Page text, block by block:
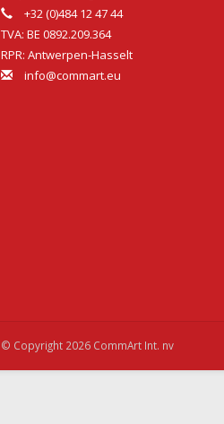
+32 (0)484 12 47 44
TVA: BE 0892.209.364
RPR: Antwerpen-Hasselt
info@commart.eu
© Copyright 2026 CommArt Int. nv